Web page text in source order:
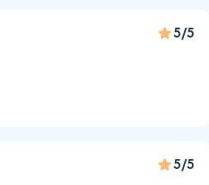
5/5
5/5